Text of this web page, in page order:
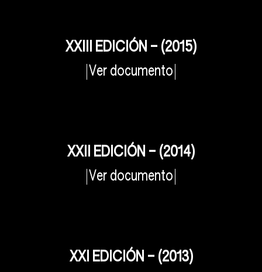
XXIII EDICIÓN – (2015)
Ver documento
XXII EDICIÓN – (2014)
Ver documento
XXI EDICIÓN – (2013)